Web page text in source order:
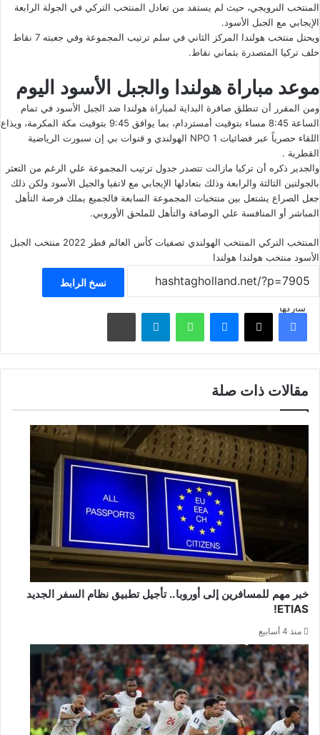
المنتخب النرويجي، حيث لم يستفد من تعادل المنتخب التركي في الجولة الرابعة
الإيجابي مع الجبل الأسود.
ويحتل منتخب هولندا المركز الثاني في سلم ترتيب المجموعة وفي جعبته 7 نقاط
خلف تركيا المتصدرة بثماني نقاط.
موعد مباراة هولندا والجبل الأسود اليوم
ومن المقرر أن تنطلق صافرة البداية لمباراة هولندا ضد الجبل الأسود في تمام
الساعة 8:45 مساء بتوقيت أمستردام، بما يوافق 9:45 بتوقيت مكة المكرمة، ويذاع
اللقاء حصرياً عبر فضائيات NPO 1 الهولندي و قنوات بي إن سبورت الرياضية
القطرية .
والجدير ذكره أن تركيا مازالت تتصدر جدول ترتيب المجموعة علي الرغم من التعثر
بالجولتين الثالثة والرابعة وذلك بتعادلها الإيجابي مع لاتفيا والجبل الأسود ولكن ذلك
جعل الصراع يشتعل بين منتخبات المجموعة السابعة فالجميع يملك فرصة التأهل
المباشر أو المنافسة علي الوصافة والتأهل للملحق الأوروبي.
المنتخب التركي المنتخب الهولندي تصفيات كأس العالم قطر 2022
منتخب الجبل
الأسود منتخب هولندا هولندا
نسخ الرابط
شاركهافيسبوك ‫X ماسنجر واتساب تيلقرام مشاركة عبر البريد
مقالات ذات صلة
خبر مهم للمسافرين إلى أوروبا.. تأجيل تطبيق نظام السفر الجديد
ETIAS!
منذ 4 أسابيع